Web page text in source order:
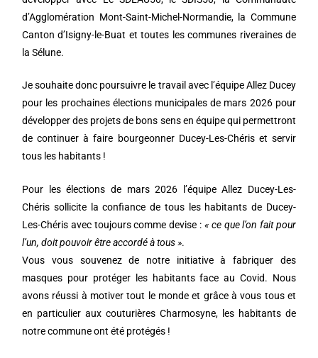
d’Agglomération Mont-Saint-Michel-Normandie, la Commune
Canton d’Isigny-le-Buat et toutes les communes riveraines de
la Sélune.
Je souhaite donc poursuivre le travail avec l’équipe Allez Ducey
pour les prochaines élections municipales de mars 2026 pour
développer des projets de bons sens en équipe qui permettront
de continuer à faire bourgeonner Ducey-Les-Chéris et servir
tous les habitants !
Pour les élections de mars 2026 l’équipe Allez Ducey-Les-
Chéris sollicite la confiance de tous les habitants de Ducey-
Les-Chéris avec toujours comme devise : « ce que l’on fait pour
l’un, doit pouvoir être accordé à tous ».
Vous vous souvenez de notre initiative à fabriquer des
masques pour protéger les habitants face au Covid. Nous
avons réussi à motiver tout le monde et grâce à vous tous et
en particulier aux couturières Charmosyne, les habitants de
notre commune ont été protégés !